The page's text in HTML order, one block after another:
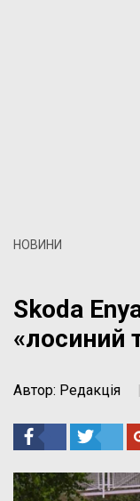
НОВИНИ
Skoda
«лосиний
Автор: Редакція |